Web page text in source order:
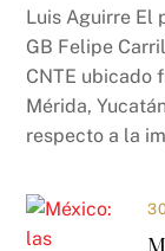
Luis Aguirre El
GB Felipe
CNTE ubicado
Mérida,
respecto a la